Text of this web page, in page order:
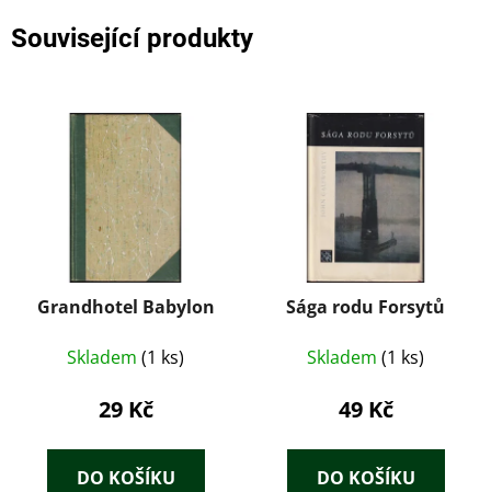
Související produkty
Grandhotel Babylon
Skladem (1 ks)
29 Kč
DO KOŠÍKU
Sága rodu Forsytů
Skladem (1 ks)
49 Kč
DO KOŠÍKU